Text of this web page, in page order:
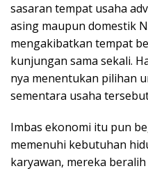
sasaran tempat usaha
asing maupun domestik
mengakibatkan tempat
kunjungan sama sekali.
nya menentukan pilihan
sementara usaha
Imbas ekonomi itu pun
memenuhi kebutuhan
karyawan, mereka